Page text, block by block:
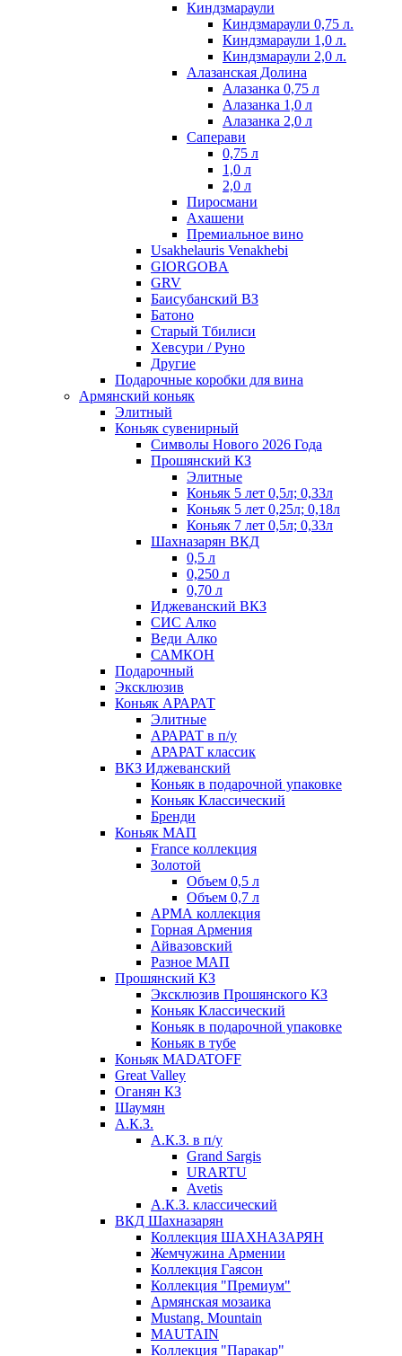
Киндзмараули
Киндзмараули 0,75 л.
Киндзмараули 1,0 л.
Киндзмараули 2,0 л.
Алазанская Долина
Алазанка 0,75 л
Алазанка 1,0 л
Алазанка 2,0 л
Саперави
0,75 л
1,0 л
2,0 л
Пиросмани
Ахашени
Премиальное вино
Usakhelauris Venakhebi
GIORGOBA
GRV
Баисубанский ВЗ
Батоно
Старый Тбилиси
Хевсури / Руно
Другие
Подарочные коробки для вина
Армянский коньяк
Элитный
Коньяк сувенирный
Символы Нового 2026 Года
Прошянский КЗ
Элитные
Коньяк 5 лет 0,5л; 0,33л
Коньяк 5 лет 0,25л; 0,18л
Коньяк 7 лет 0,5л; 0,33л
Шахназарян ВКД
0,5 л
0,250 л
0,70 л
Иджеванский ВКЗ
СИС Алко
Веди Алко
САМКОН
Подарочный
Эксклюзив
Коньяк АРАРАТ
Элитные
АРАРАТ в п/у
АРАРАТ классик
ВКЗ Иджеванский
Коньяк в подарочной упаковке
Коньяк Классический
Бренди
Коньяк МАП
France коллекция
Золотой
Объем 0,5 л
Объем 0,7 л
АРМА коллекция
Горная Армения
Айвазовский
Разное МАП
Прошянский КЗ
Эксклюзив Прошянского КЗ
Коньяк Классический
Коньяк в подарочной упаковке
Коньяк в тубе
Коньяк MADATOFF
Great Valley
Оганян КЗ
Шаумян
А.К.З.
А.К.З. в п/у
Grand Sargis
URARTU
Avetis
А.К.З. классический
ВКД Шахназарян
Коллекция ШАХНАЗАРЯН
Жемчужина Армении
Коллекция Гаясон
Коллекция "Премиум"
Армянская мозаика
Mustang. Mountain
MAUTAIN
Коллекция "Паракар"